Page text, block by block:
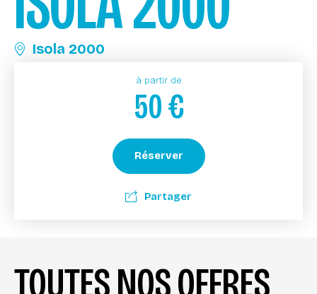
Isola 2000
à partir de
50€
Réserver
Partager
TOUTES NOS OFFRES